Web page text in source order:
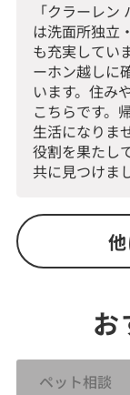
「クラーレ
は洗面所独立
も充実してい
ーホン越しに
います。住み
こちらです。
生活になりま
役割を果たし
共に見つけま
お
ペット相談